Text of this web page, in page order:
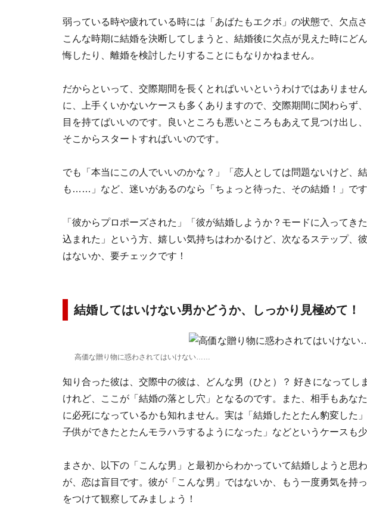
弱っている時や疲れている時には「あばたもエクボ」の状態で、欠点
こんな時期に結婚を決断してしまうと、結婚後に欠点が見えた時にど
悔したり、離婚を検討したりすることにもなりかねません。
だからといって、交際期間を長くとればいいというわけではありませ
に、上手くいかないケースも多くありますので、交際期間に関わらず
目を持てばいいのです。良いところも悪いところもあえて見つけ出し
そこからスタートすればいいのです。
でも「本当にこの人でいいのかな？」「恋人としては問題ないけど、
も……」など、迷いがあるのなら「ちょっと待った、その結婚！」です
「彼からプロポーズされた」「彼が結婚しようか？モードに入ってき
込まれた」という方、嬉しい気持ちはわかるけど、次なるステップ、
はないか、要チェックです！
結婚してはいけない男かどうか、しっかり見極めて！
高価な贈り物に惑わされてはいけない……
知り合った彼は、交際中の彼は、どんな男（ひと）？ 好きになってし
けれど、ここが「結婚の落とし穴」となるのです。また、相手もあな
に必死になっているかも知れません。実は「結婚したとたん豹変した
子供ができたとたんモラハラするようになった」などというケースも少
まさか、以下の「こんな男」と最初からわかっていて結婚しようと思
が、恋は盲目です。彼が「こんな男」ではないか、もう一度勇気を持
をつけて観察してみましょう！